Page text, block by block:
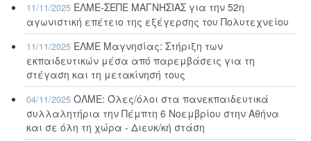
11/11/2025 ΕΛΜΕ-ΣΕΠΕ ΜΑΓΝΗΣΙΑΣ για την 52η
αγωνιστική επέτειο της εξέγερσης του Πολυτεχνείου
11/11/2025 ΕΛΜΕ Μαγνησίας: Στήριξη των
εκπαιδευτικών μέσα από παρεμβάσεις για τη
στέγαση και τη μετακίνησή τους
04/11/2025 ΟΛΜΕ: Όλες/όλοι στα πανεκπαιδευτικά
συλλαλητήρια την Πέμπτη 6 Νοεμβρίου στην Αθήνα
και σε όλη τη χώρα - Διευκ/κή στάση